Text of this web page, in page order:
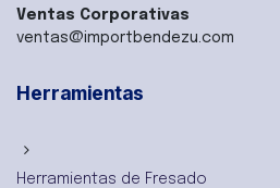
Ventas Corporativas
ventas@importbendezu.com
Herramientas
Herramientas de Fresado